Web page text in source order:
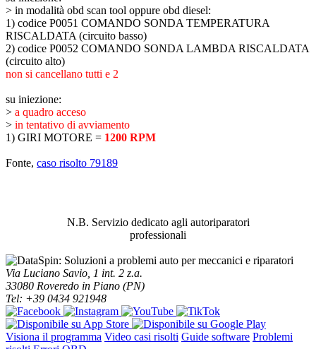
> in modalità obd scan tool oppure obd diesel:
1) codice P0051 COMANDO SONDA TEMPERATURA
RISCALDATA (circuito basso)
2) codice P0052 COMANDO SONDA LAMBDA RISCALDATA
(circuito alto)
non si cancellano tutti e 2
su iniezione:
> a quadro acceso
> in tentativo di avviamento
1) GIRI MOTORE = 1200 RPM
Fonte, caso risolto 79189
N.B. Servizio dedicato agli autoriparatori
professionali
Via Luciano Savio, 1 int. 2 z.a.
33080 Roveredo in Piano (PN)
Tel: +39 0434 921948
Visiona il programma Video casi risolti Guide software Problemi